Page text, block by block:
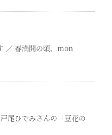
／ 春満開の頃、mon
戸尾ひでみさんの「豆花の